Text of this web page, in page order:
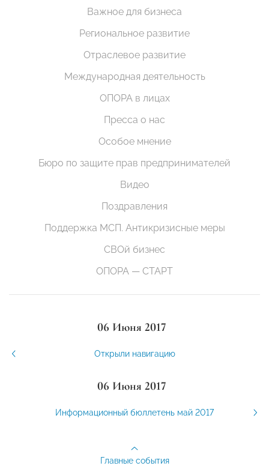
Важное для бизнеса
Региональное развитие
Отраслевое развитие
Международная деятельность
ОПОРА в лицах
Пресса о нас
Особое мнение
Бюро по защите прав предпринимателей
Видео
Поздравления
Поддержка МСП. Антикризисные меры
СВОй бизнес
ОПОРА — СТАРТ
06 Июня 2017
Открыли навигацию
06 Июня 2017
Информационный бюллетень май 2017
Главные события